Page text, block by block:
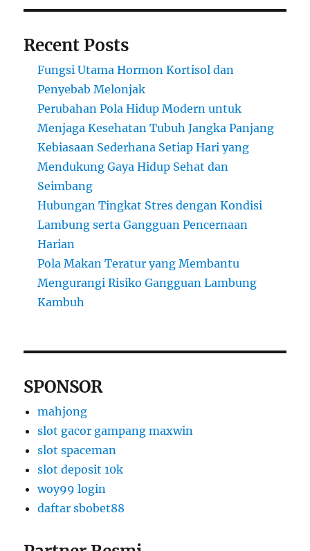
Recent Posts
Fungsi Utama Hormon Kortisol dan
Penyebab Melonjak
Perubahan Pola Hidup Modern untuk
Menjaga Kesehatan Tubuh Jangka Panjang
Kebiasaan Sederhana Setiap Hari yang
Mendukung Gaya Hidup Sehat dan
Seimbang
Hubungan Tingkat Stres dengan Kondisi
Lambung serta Gangguan Pencernaan
Harian
Pola Makan Teratur yang Membantu
Mengurangi Risiko Gangguan Lambung
Kambuh
SPONSOR
mahjong
slot gacor gampang maxwin
slot spaceman
slot deposit 10k
woy99 login
daftar sbobet88